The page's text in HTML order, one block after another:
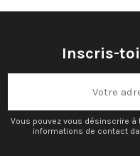
Inscris-
Vous pouvez vous désinscrire
informations de contact